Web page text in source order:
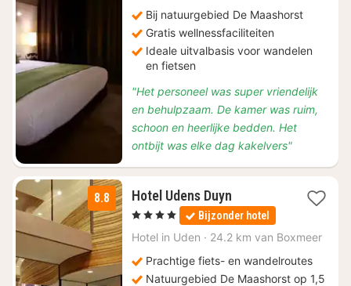
Bij natuurgebied De Maashorst
Gratis wellnessfaciliteiten
Ideale uitvalbasis voor wandelen
en fietsen
"Het personeel was super vriendelijk
en behulpzaam. De kamer was ruim,
schoon en heerlijke bedden. Het
ontbijt was elke dag kakelvers"
8.8 Hotel Udens Duyn2
nachten
vanaf
€
, 4 Sterren Bijzonder hotel
Hotel in Uden · 24.2 km van Boxmeer
Prachtige fiets- en wandelroutes
Natuurgebied De Maashorst op 1,5